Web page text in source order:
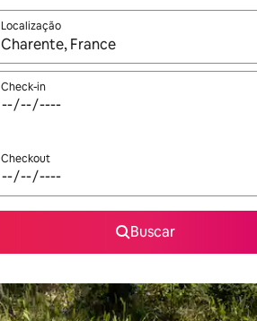
Localização
Quando os resultados estiverem
Check-in
Checkout
Buscar